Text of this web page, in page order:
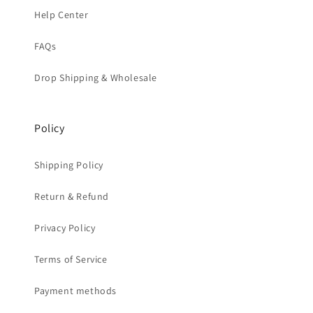
Help Center
FAQs
Drop Shipping & Wholesale
Policy
Shipping Policy
Return & Refund
Privacy Policy
Terms of Service
Payment methods